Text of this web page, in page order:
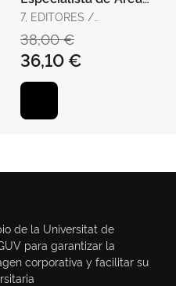
Médico y Pediatra de
Atención Primaria del
Ser
7, EDITORES /
FRANCISCO ENRIQUE /
GÓMEZ MARTÍNEZ,
DOMINGO / GUERRERO
ARROYO, JOSÉ
38,00 €
36,10 €
de la Universitat de
para garantizar la
corporativa y facilitar su